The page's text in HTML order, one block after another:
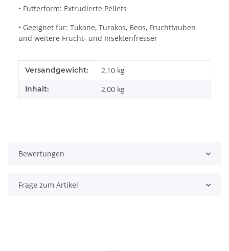
• Futterform: Extrudierte Pellets
• Geeignet für: Tukane, Turakos, Beos, Fruchttauben
und weitere Frucht- und Insektenfresser
Produkteigenschaft
Wert
Versandgewicht: 2,10 kg
Inhalt: 2,00 kg
Bewertungen
Frage zum Artikel